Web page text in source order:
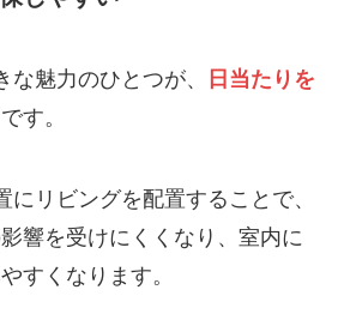
魅力のひとつが、
日当たりを
す。
にリビングを配置することで、
響を受けにくくなり、室内に
すくなります。